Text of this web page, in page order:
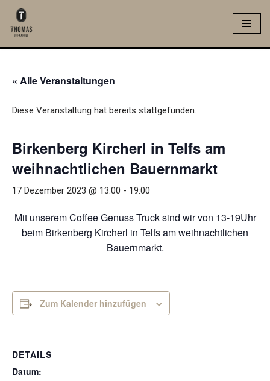
Zum
Inhalt
« Alle Veranstaltungen
Diese Veranstaltung hat bereits stattgefunden.
Birkenberg Kircherl in Telfs am
weihnachtlichen Bauernmarkt
17 Dezember 2023 @ 13:00 - 19:00
Mit unserem Coffee Genuss Truck sind wir von 13-19Uhr
beim Birkenberg Kircherl in Telfs am weihnachtlichen
Bauernmarkt.
Zum Kalender hinzufügen
DETAILS
Datum: